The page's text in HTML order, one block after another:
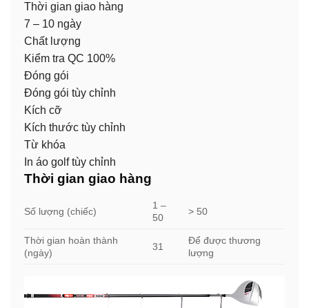
Thời gian giao hàng
7 – 10 ngày
Chất lượng
Kiểm tra QC 100%
Đóng gói
Đóng gói tùy chỉnh
Kích cỡ
Kích thước tùy chỉnh
Từ khóa
In áo golf tùy chỉnh
Thời gian giao hàng
Số lượng (chiếc)
1 –
50
> 50
Thời gian hoàn thành
(ngày)
31
Để được thương
lượng